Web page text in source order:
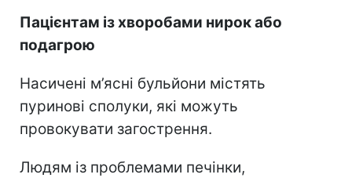
Пацієнтам із хворобами нирок або
подагрою
Насичені м’ясні бульйони містять
пуринові сполуки, які можуть
провокувати загострення.
Людям із проблемами печінки,